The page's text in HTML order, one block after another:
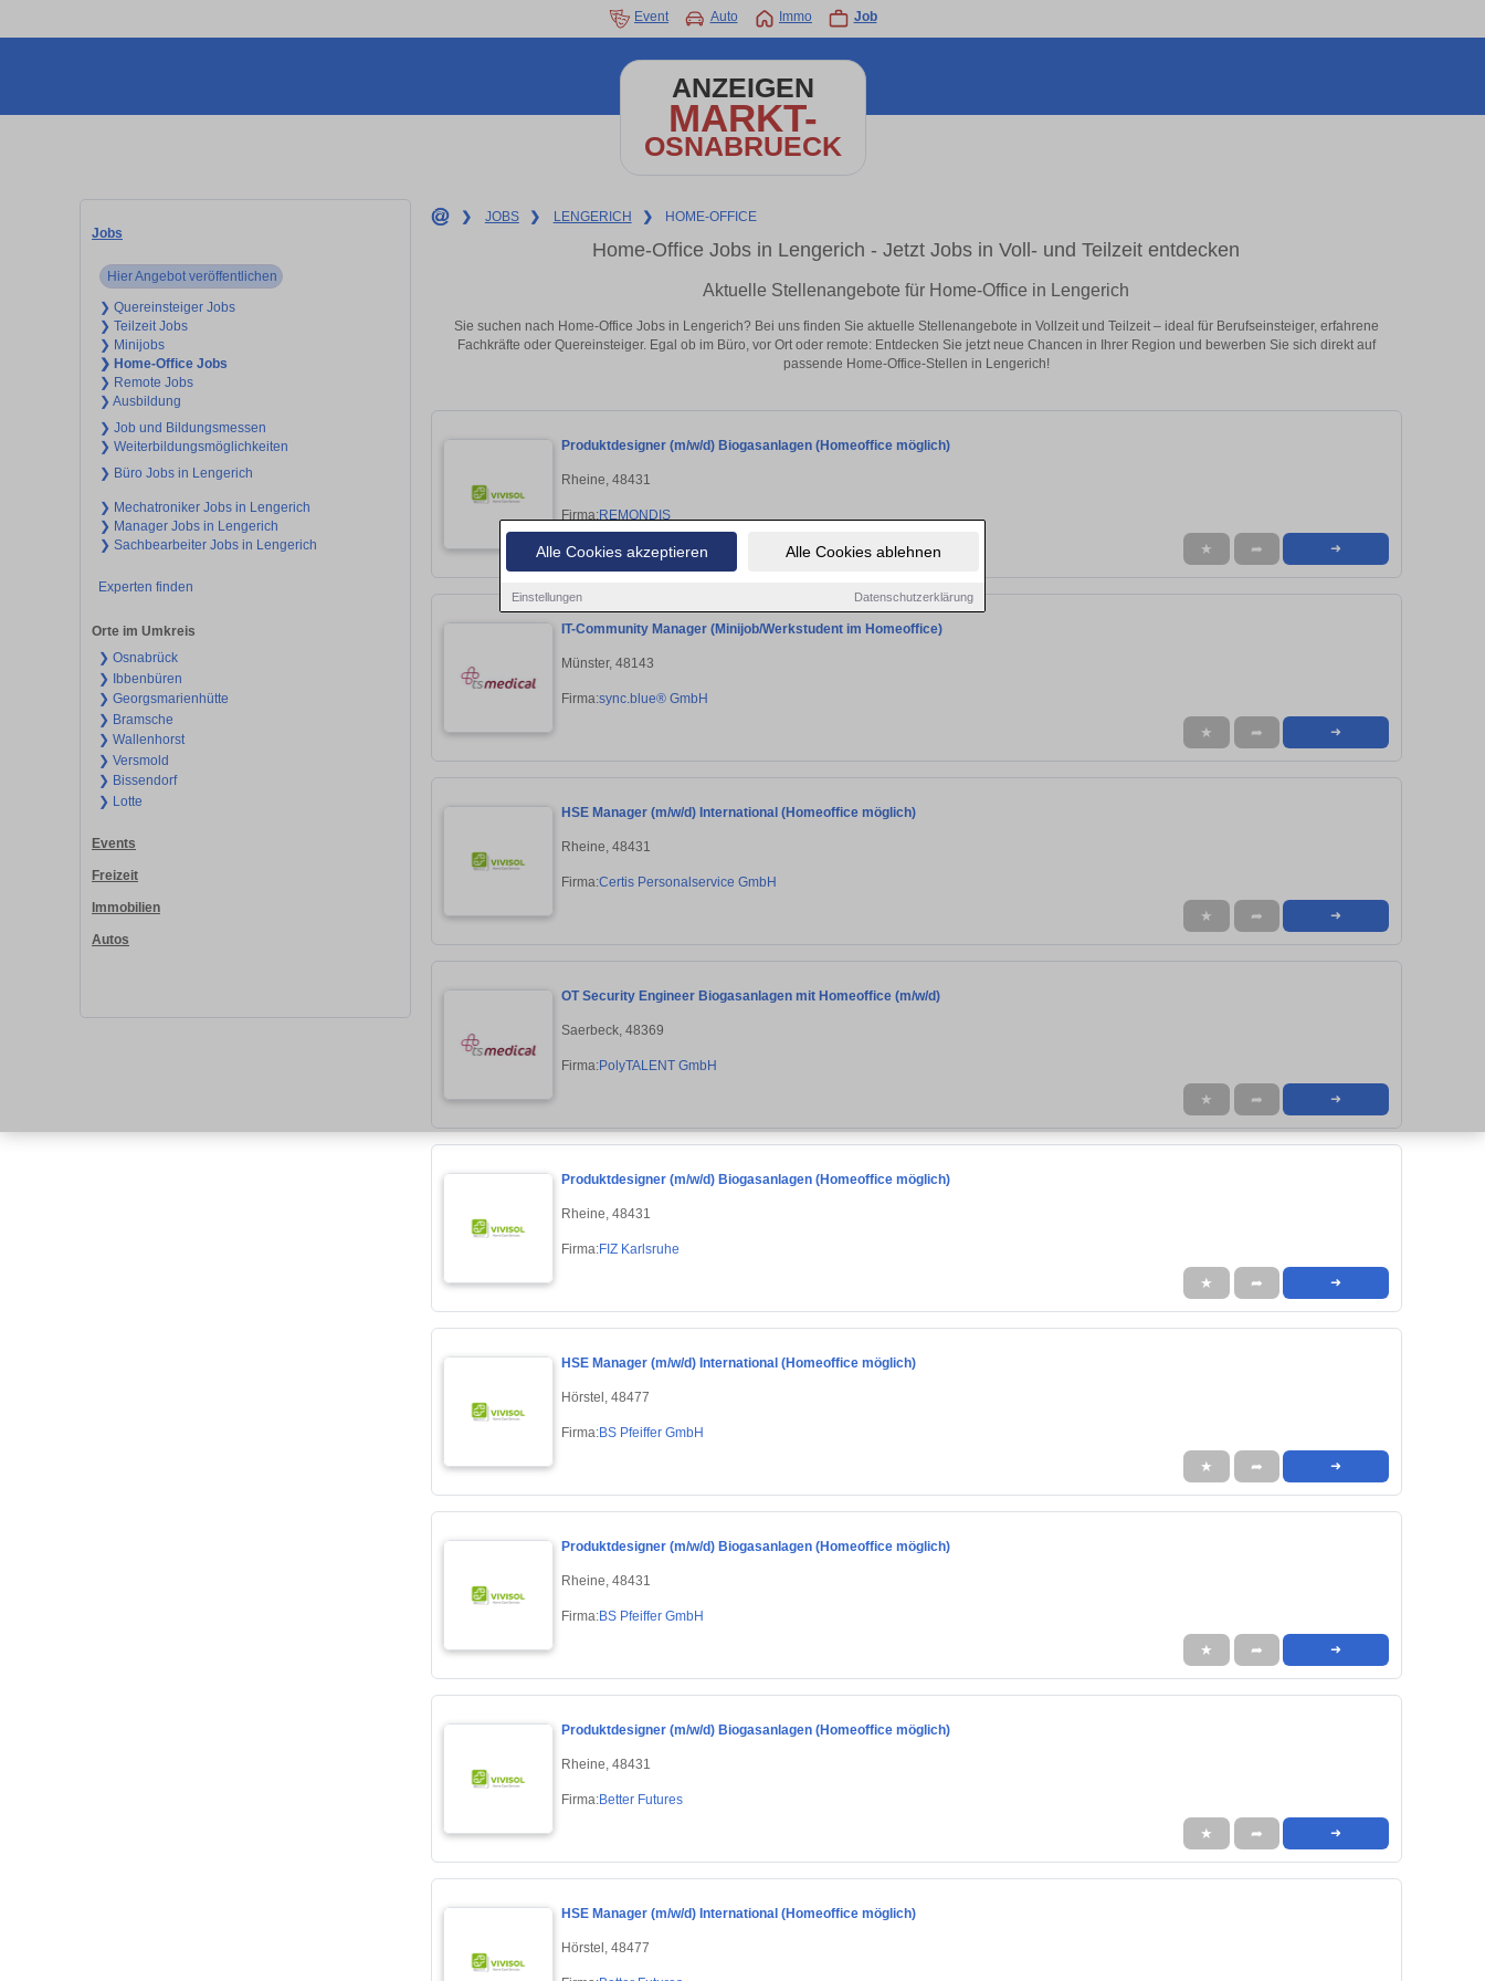
Alle Cookies akzeptieren Alle Cookies ablehnen
Einstellungen Datenschutzerklärung
Event Auto Immo Job
ANZEIGEN
MARKT-
OSNABRUECK
Jobs
Hier Angebot veröffentlichen
❯ Quereinsteiger Jobs
❯ Teilzeit Jobs
❯ Minijobs
❯ Home-Office Jobs
❯ Remote Jobs
❯ Ausbildung
❯ Job und Bildungsmessen
❯ Weiterbildungsmöglichkeiten
❯ Büro Jobs in Lengerich
❯ Mechatroniker Jobs in Lengerich
❯ Manager Jobs in Lengerich
❯ Sachbearbeiter Jobs in Lengerich
Experten finden
Orte im Umkreis
❯ Osnabrück
❯ Ibbenbüren
❯ Georgsmarienhütte
❯ Bramsche
❯ Wallenhorst
❯ Versmold
❯ Bissendorf
❯ Lotte
Events
Freizeit
Immobilien
Autos
❯ JOBS ❯ LENGERICH ❯ HOME-OFFICE
Home-Office Jobs in Lengerich - Jetzt Jobs in Voll- und Teilzeit entdecken
Aktuelle Stellenangebote für Home-Office in Lengerich
Sie suchen nach Home-Office Jobs in Lengerich? Bei uns finden Sie aktuelle Stellenangebote in Vollzeit und Teilzeit – ideal für Berufseinsteiger, erfahrene
Fachkräfte oder Quereinsteiger. Egal ob im Büro, vor Ort oder remote: Entdecken Sie jetzt neue Chancen in Ihrer Region und bewerben Sie sich direkt auf
passende Home-Office-Stellen in Lengerich!
Produktdesigner (m/w/d) Biogasanlagen (Homeoffice möglich)
Rheine, 48431
Firma:REMONDIS
★ ➦ ➜
IT-Community Manager (Minijob/Werkstudent im Homeoffice)
Münster, 48143
Firma:sync.blue® GmbH
★ ➦ ➜
HSE Manager (m/w/d) International (Homeoffice möglich)
Rheine, 48431
Firma:Certis Personalservice GmbH
★ ➦ ➜
OT Security Engineer Biogasanlagen mit Homeoffice (m/w/d)
Saerbeck, 48369
Firma:PolyTALENT GmbH
★ ➦ ➜
Produktdesigner (m/w/d) Biogasanlagen (Homeoffice möglich)
Rheine, 48431
Firma:FIZ Karlsruhe
★ ➦ ➜
HSE Manager (m/w/d) International (Homeoffice möglich)
Hörstel, 48477
Firma:BS Pfeiffer GmbH
★ ➦ ➜
Produktdesigner (m/w/d) Biogasanlagen (Homeoffice möglich)
Rheine, 48431
Firma:BS Pfeiffer GmbH
★ ➦ ➜
Produktdesigner (m/w/d) Biogasanlagen (Homeoffice möglich)
Rheine, 48431
Firma:Better Futures
★ ➦ ➜
HSE Manager (m/w/d) International (Homeoffice möglich)
Hörstel, 48477